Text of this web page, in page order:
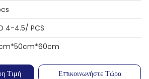
USD 4-4.5/ PCS
Τιμή Επικοινωνήστε Τώρα